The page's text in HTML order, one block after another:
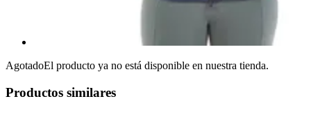
AgotadoEl producto ya no está disponible en nuestra tienda.
Productos similares